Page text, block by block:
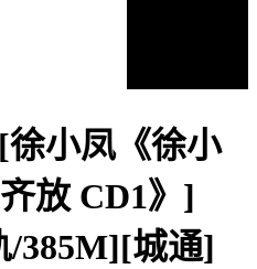
[徐小凤《徐小
放 CD1》]
385M][城通]